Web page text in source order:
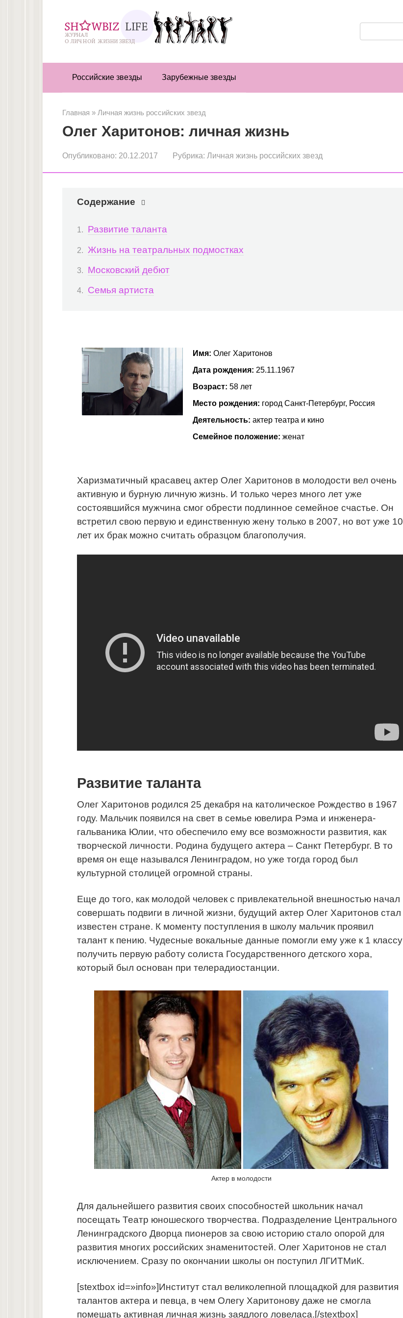
Российские звезды Зарубежные звезды
Главная » Личная жизнь российских звезд
Олег Харитонов: личная жизнь
Опубликовано: 20.12.2017 Рубрика: Личная жизнь российских звезд
Содержание
Развитие таланта
Жизнь на театральных подмостках
Московский дебют
Семья артиста
Имя: Олег Харитонов
Дата рождения: 25.11.1967
Возраст:58 лет
Место рождения: город Санкт-Петербург, Россия
Деятельность: актер театра и кино
Семейное положение: женат
Харизматичный красавец актер Олег Харитонов в молодости вел очень
активную и бурную личную жизнь. И только через много лет уже
состоявшийся мужчина смог обрести подлинное семейное счастье. Он
встретил свою первую и единственную жену только в 2007, но вот уже 10
лет их брак можно считать образцом благополучия.
Развитие таланта
Олег Харитонов родился 25 декабря на католическое Рождество в 1967
году. Мальчик появился на свет в семье ювелира Рэма и инженера-
гальваника Юлии, что обеспечило ему все возможности развития, как
творческой личности. Родина будущего актера – Санкт Петербург. В то
время он еще назывался Ленинградом, но уже тогда город был
культурной столицей огромной страны.
Еще до того, как молодой человек с привлекательной внешностью начал
совершать подвиги в личной жизни, будущий актер Олег Харитонов стал
известен стране. К моменту поступления в школу мальчик проявил
талант к пению. Чудесные вокальные данные помогли ему уже к 1 классу
получить первую работу солиста Государственного детского хора,
который был основан при телерадиостанции.
Актер в молодости
Для дальнейшего развития своих способностей школьник начал
посещать Театр юношеского творчества. Подразделение Центрального
Ленинградского Дворца пионеров за свою историю стало опорой для
развития многих российских знаменитостей. Олег Харитонов не стал
исключением. Сразу по окончании школы он поступил ЛГИТМиК.
[stextbox id=»info»]Институт стал великолепной площадкой для развития
талантов актера и певца, в чем Олегу Харитонову даже не смогла
помешать активная личная жизнь заядлого ловеласа.[/stextbox]